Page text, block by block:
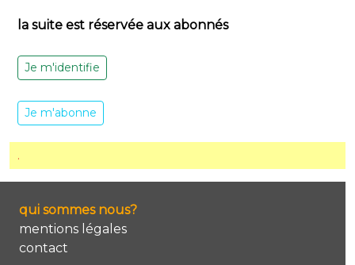
la suite est réservée aux abonnés
Je m'identifie
Je m'abonne
.
qui sommes nous?
mentions légales
contact